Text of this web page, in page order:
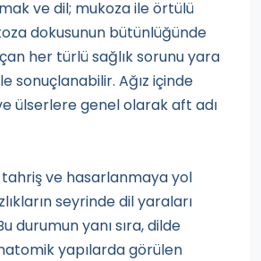
ve dil; mukoza ile örtülü
dokusunun bütünlüğünde
her türlü sağlık sorunu yara
sonuçlanabilir. Ağız içinde
ülserlere genel olarak aft adı
tahriş ve hasarlanmaya yol
seyrinde dil yaraları
durumun yanı sıra, dilde
yapılarda görülen